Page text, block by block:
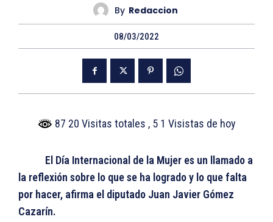
By Redaccion
08/03/2022
87 20 Visitas totales , 5 1 Visistas de hoy
El Día Internacional de la Mujer es un llamado a
la reflexión sobre lo que se ha logrado y lo que falta
por hacer, afirma el diputado Juan Javier Gómez
Cazarín.